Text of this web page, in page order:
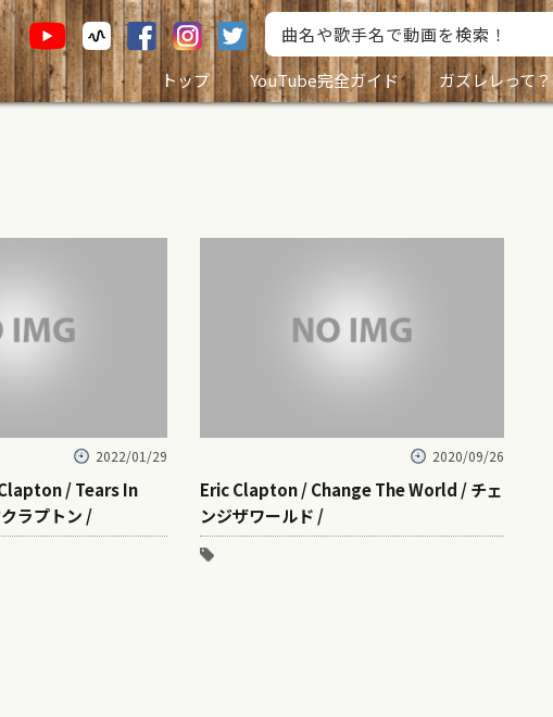
トップ
YouTube完全ガイド ガズレレって？
2022/01/29
/ Tears In
ラプトン /
2020/09/26
Eric Clapton / Change The World / チェ
ンジザワールド /